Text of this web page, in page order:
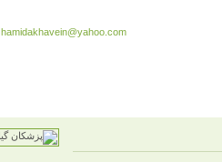
hamidakhavein@yahoo.com